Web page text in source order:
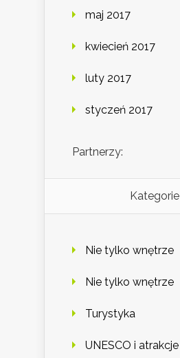
maj 2017
kwiecień 2017
luty 2017
styczeń 2017
Partnerzy:
Kategorie
Nie tylko wnętrze
Nie tylko wnętrze
Turystyka
UNESCO i